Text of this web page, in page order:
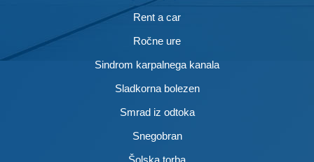
Rent a car
Ročne ure
Sindrom karpalnega kanala
Sladkorna bolezen
Smrad iz odtoka
Snegobran
Šolska torba